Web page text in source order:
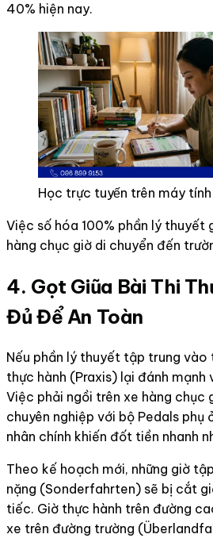
40% hiện nay.
Học trực tuyến trên máy
Việc số hóa 100% phần lý thuyết
hàng chục giờ di chuyển đến
4. Gọt Giũa Bài Thi
Đủ Để An Toàn
Nếu phần lý thuyết tập trung vào
thực hành (Praxis) lại đánh
Việc phải ngồi trên xe hàng chục
chuyên nghiệp với bộ Pedals phụ
nhân chính khiến đốt tiền nhanh
Theo kế hoạch mới, những giờ
nặng (Sonderfahrten) sẽ bị cắt
tiếc. Giờ thực hành trên đường
xe trên đường trường